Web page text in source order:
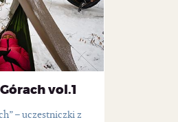
vol.1
– uczestniczki z